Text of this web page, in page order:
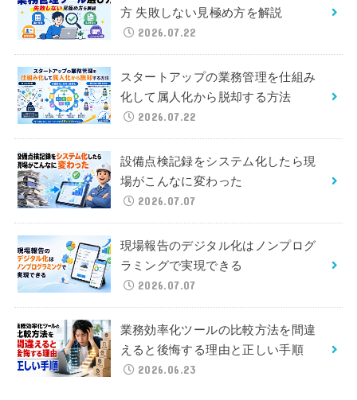
方 失敗しない見極め方を解説
2026.07.22
スタートアップの業務管理を仕組み
化して属人化から脱却する方法
2026.07.22
設備点検記録をシステム化したら現
場がこんなに変わった
2026.07.07
現場報告のデジタル化はノンプログ
ラミングで実現できる
2026.07.07
業務効率化ツールの比較方法を間違
えると後悔する理由と正しい手順
2026.06.23